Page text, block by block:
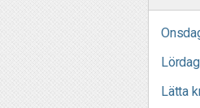
Lätta